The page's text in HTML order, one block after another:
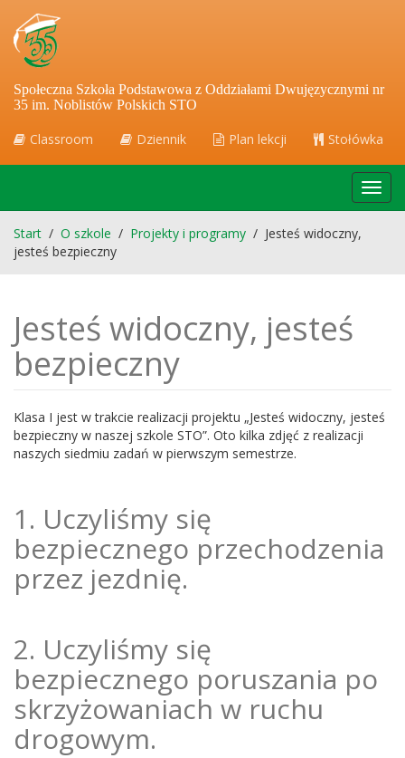
Społeczna Szkoła Podstawowa z Oddziałami Dwujęzycznymi nr
35 im. Noblistów Polskich STO
Classroom Dziennik Plan lekcji Stołówka
Start / O szkole / Projekty i programy / Jesteś widoczny,
jesteś bezpieczny
Jesteś widoczny, jesteś
bezpieczny
Klasa I jest w trakcie realizacji projektu „Jesteś widoczny, jesteś
bezpieczny w naszej szkole STO”. Oto kilka zdjęć z realizacji
naszych siedmiu zadań w pierwszym semestrze.
1. Uczyliśmy się
bezpiecznego przechodzenia
przez jezdnię.
2. Uczyliśmy się
bezpiecznego poruszania po
skrzyżowaniach w ruchu
drogowym.